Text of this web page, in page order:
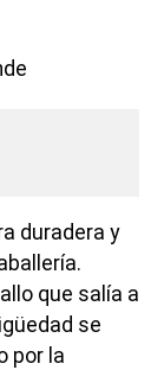
duradera y
que salía a
se
por la